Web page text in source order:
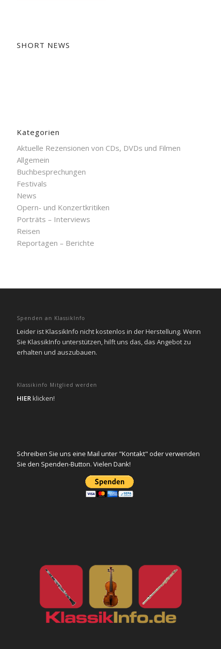
SHORT NEWS
Kategorien
Aktuelle Rezensionen von CDs, DVDs und Filmen
Allgemein
Buchbesprechungen
Festivals
News
Opern- und Konzertkritiken
Porträts – Interviews
Reisen
Reportagen – Berichte
Spenden an KlassikInfo
Leider ist KlassikInfo nicht kostenlos in der Herstellung. Wenn
Sie KlassikInfo unterstützen, hilft uns das, das Angebot zu
erhalten und auszubauen.
Klassikinfo Mitglied werden
HIERklicken!
Schreiben Sie uns eine Mail unter "Kontakt" oder verwenden
Sie den Spenden-Button. Vielen Dank!